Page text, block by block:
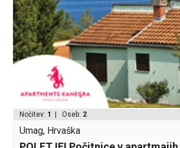
Nočitev: 1 | Oseb: 2
Umag, Hrvaška